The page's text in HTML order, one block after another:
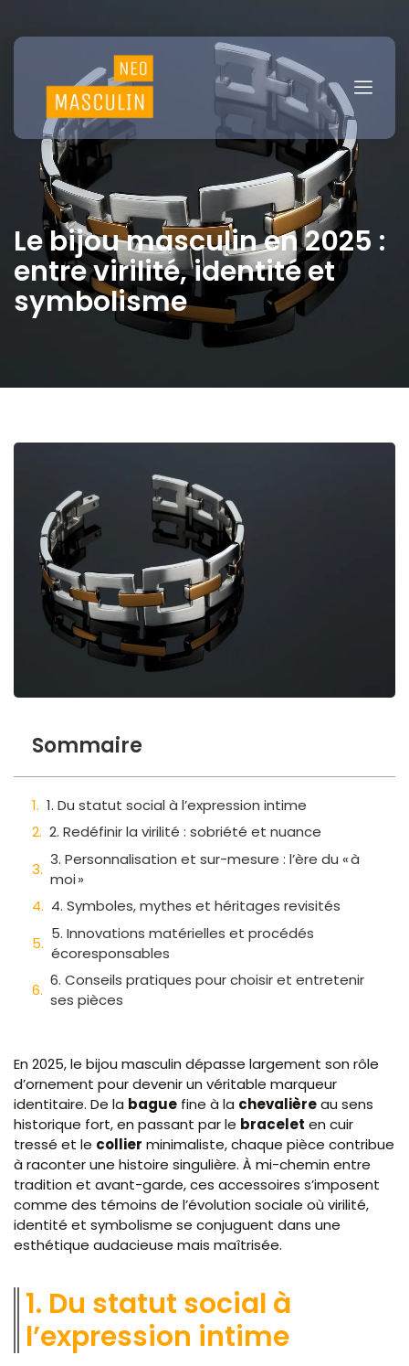
Le bijou masculin en 2025 :
entre virilité, identité et
symbolisme
Sommaire
1. Du statut social à l’expression intime
2. Redéfinir la virilité : sobriété et nuance
3. Personnalisation et sur-mesure : l’ère du « à
moi »
4. Symboles, mythes et héritages revisités
5. Innovations matérielles et procédés
écoresponsables
6. Conseils pratiques pour choisir et entretenir
ses pièces
En 2025, le bijou masculin dépasse largement son rôle
d’ornement pour devenir un véritable marqueur
identitaire. De la bague fine à la chevalièreau sens
historique fort, en passant par le bracelet en cuir
tressé et le collier minimaliste, chaque pièce contribue
à raconter une histoire singulière. À mi-chemin entre
tradition et avant-garde, ces accessoires s’imposent
comme des témoins de l’évolution sociale où virilité,
identité et symbolisme se conjuguent dans une
esthétique audacieuse mais maîtrisée.
1. Du statut social à
l’expression intime